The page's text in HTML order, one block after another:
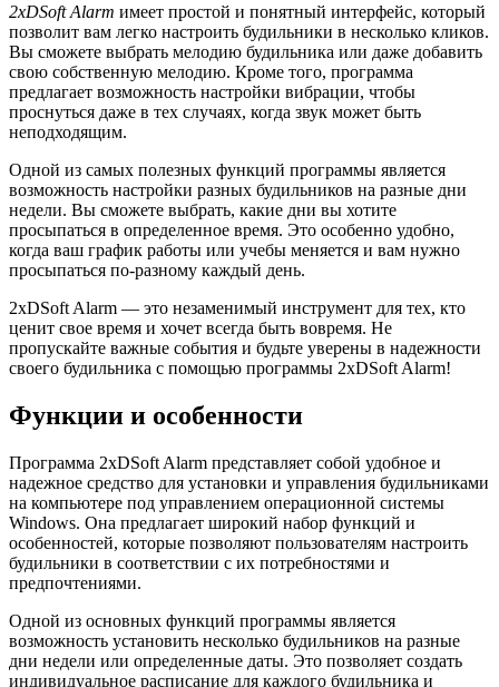
2xDSoft Alarm имеет простой и понятный интерфейс, который
позволит вам легко настроить будильники в несколько кликов.
Вы сможете выбрать мелодию будильника или даже добавить
свою собственную мелодию. Кроме того, программа
предлагает возможность настройки вибрации, чтобы
проснуться даже в тех случаях, когда звук может быть
неподходящим.
Одной из самых полезных функций программы является
возможность настройки разных будильников на разные дни
недели. Вы сможете выбрать, какие дни вы хотите
просыпаться в определенное время. Это особенно удобно,
когда ваш график работы или учебы меняется и вам нужно
просыпаться по-разному каждый день.
2xDSoft Alarm — это незаменимый инструмент для тех, кто
ценит свое время и хочет всегда быть вовремя. Не
пропускайте важные события и будьте уверены в надежности
своего будильника с помощью программы 2xDSoft Alarm!
Функции и особенности
Программа 2xDSoft Alarm представляет собой удобное и
надежное средство для установки и управления будильниками
на компьютере под управлением операционной системы
Windows. Она предлагает широкий набор функций и
особенностей, которые позволяют пользователям настроить
будильники в соответствии с их потребностями и
предпочтениями.
Одной из основных функций программы является
возможность установить несколько будильников на разные
дни недели или определенные даты. Это позволяет создать
индивидуальное расписание для каждого будильника и